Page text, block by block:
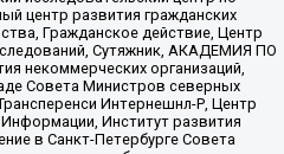
центр развития гражданских
Гражданское действие, Центр
Сутяжник, АКАДЕМИЯ ПО
некоммерческих организаций,
Совета Министров северных
Интернешнл-Р, Центр
Институт развития
в Санкт-Петербурге Совета